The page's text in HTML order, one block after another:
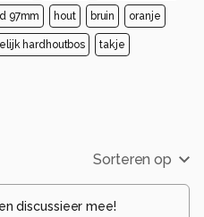
97mm hout bruin oranje
hardhoutbos takje
Sorteren op
en discussieer mee!